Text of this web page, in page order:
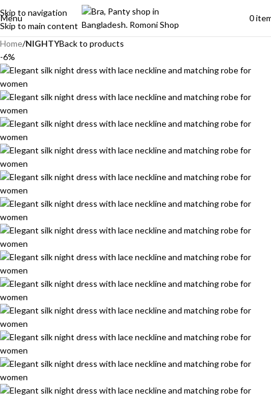
Skip to navigation
Skip to main content
Menu 0
Home NIGHTYBack to products
-6%